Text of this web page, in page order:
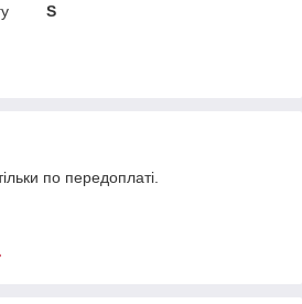
S
по передоплаті.